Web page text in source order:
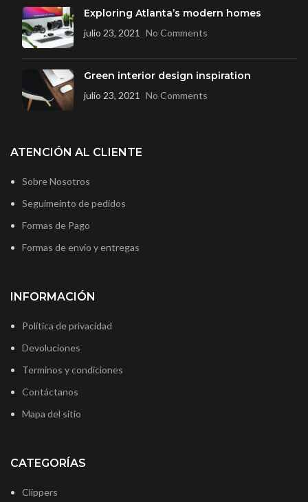
Exploring Atlanta’s modern homes
julio 23, 2021 No Comments
Green interior design inspiration
julio 23, 2021 No Comments
ATENCIÓN AL CLIENTE
Sobre Nosotros
Seguimeinto de pedidos
Formas de Pago
Formas de envío y entregas
INFORMACIÓN
Política de privacidad
Devoluciones
Terminos y condiciones
Contáctanos
Mapa del sitio
CATEGORÍAS
Clippers